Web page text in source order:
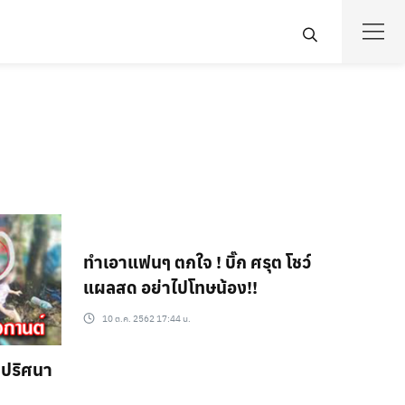
ริศนา
ทำเอาแฟนๆ ตกใจ ! บิ๊ก ศรุต โชว์
แผลสด อย่าไปโทษน้อง!!
10 ต.ค. 2562 17:44 น.